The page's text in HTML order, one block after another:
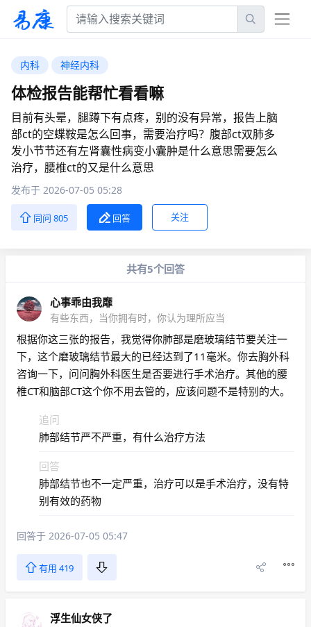
内科 神经内科
体检报告能帮忙看看嘛
目前有头晕，腿蹲下有点疼，别的没有异常，报告上脑
部ct的空蝶鞍是怎么回事，需要治疗吗？腹部ct双肺多
发小节节还有左肾囊性病变小囊肿是什么意思需要怎么
治疗，腰椎ct的又是什么意思
发布于 2026-07-05 05:28
同问 805 回答 关注
共有5个回答
心事乖由我靡
有些东西，当你拥有时，你认为理所应当
根据你这三张的报告，我觉得你肺部是磨玻璃结节要关注一
下，这个磨玻璃结节最大的已经达到了11毫米。你去胸外科
咨询一下，问问胸外科医生是否要进行手术治疗。其他的腰
椎CT和脑部CT这个你不用去管的，应该问题不是特别的大。
追问
肺部结节严不严重，有什么治疗方法
回答
肺部结节也不一定严重，治疗可以是手术治疗，没有特
别有效的药物
回答于 2026-07-05 05:47
有用 419
浮生仙女侠了